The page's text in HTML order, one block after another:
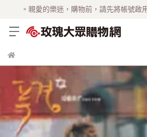
。親愛的樂迷，購物前，請先將帳號啟